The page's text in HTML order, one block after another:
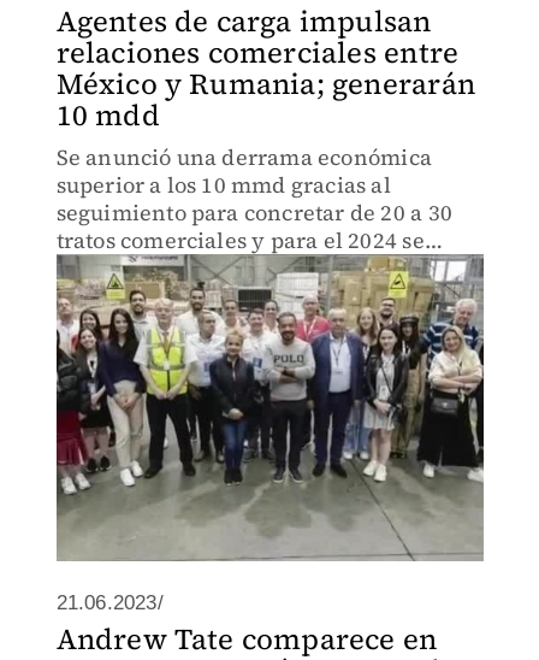
Agentes de carga impulsan
relaciones comerciales entre
México y Rumania; generarán
10 mdd
Se anunció una derrama económica
superior a los 10 mmd gracias al
seguimiento para concretar de 20 a 30
tratos comerciales y para el 2024 se
prevé que agentes de carga comerciales
se reúnan con más países.
21.06.2023/
Andrew Tate comparece en